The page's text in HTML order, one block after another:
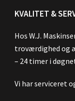
KVALITET &
Hos W.J.
troværdighed og
– 24 timer i
Vi har serviceret